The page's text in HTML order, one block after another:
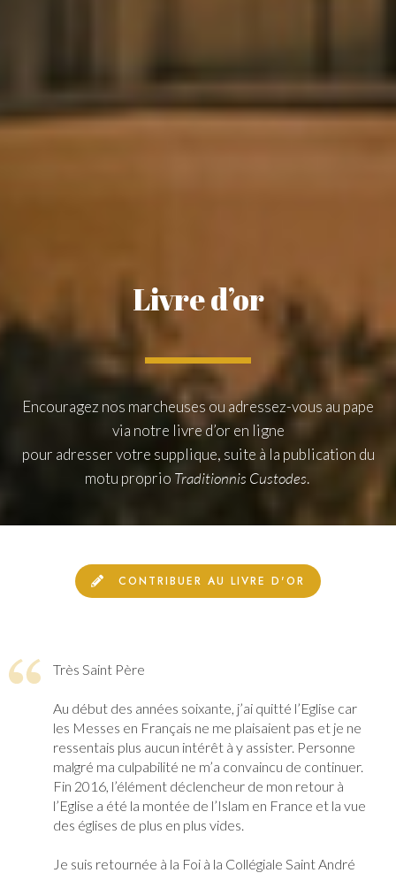
Livre d’or
Encouragez nos marcheuses ou adressez-vous au pape
via notre livre d’or en ligne
pour adresser votre supplique, suite à la publication du
motu proprio Traditionnis Custodes.
CONTRIBUER AU LIVRE D'OR
Très Saint Père
Au début des années soixante, j’ai quitté l’Eglise car
les Messes en Français ne me plaisaient pas et je ne
ressentais plus aucun intérêt à y assister. Personne
malgré ma culpabilité ne m’a convaincu de continuer.
Fin 2016, l’élément déclencheur de mon retour à
l’Eglise a été la montée de l’Islam en France et la vue
des églises de plus en plus vides.
Je suis retournée à la Foi à la Collégiale Saint André